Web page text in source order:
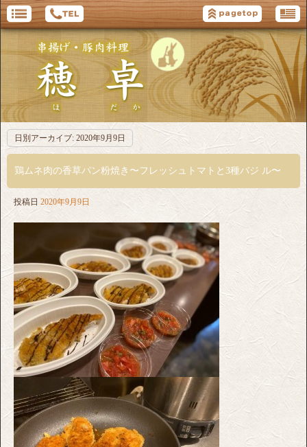
日別アーカイブ: 2020年9月9日
鶏ムネ肉の香草パン粉焼き〜フレッシュトマトと3種バジ ル〜
投稿日 2020年9月9日